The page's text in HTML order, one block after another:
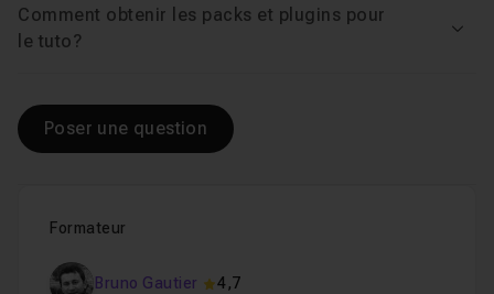
Formateur
Bruno Gautier 4,7
Comment obtenir les packs et plugins pour
le tuto?
Poser une question